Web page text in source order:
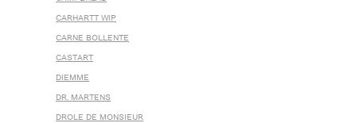
CARHARTT WIP
CARNE BOLLENTE
CASTART
DIEMME
DR. MARTENS
DROLE DE MONSIEUR